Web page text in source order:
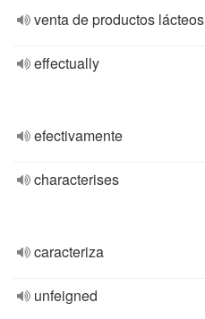
venta de productos lácteos
effectually
efectivamente
characterises
caracteriza
unfeigned